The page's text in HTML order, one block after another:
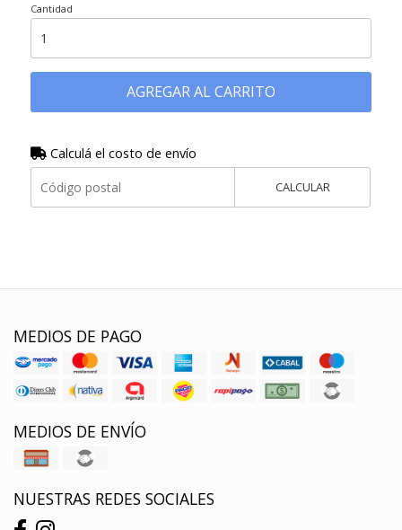
Cantidad
AGREGAR AL CARRITO
Calculá el costo de envío
CALCULAR
MEDIOS DE PAGO
MEDIOS DE ENVÍO
NUESTRAS REDES SOCIALES